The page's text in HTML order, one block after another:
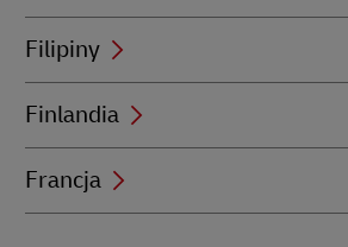
Filipiny
Finlandia
Francja